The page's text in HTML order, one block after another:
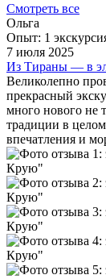
Смотреть все
Ольга
Опыт: 1
7 июля 2025
Из Тираны — в
Великолепно
прекрасный
много нового не
традиции в
впечатления и